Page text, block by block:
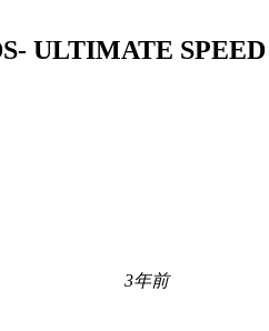
ULTIMATE
3年前